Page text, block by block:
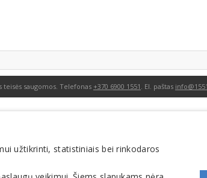
teisės saugomos. Telefonas +370 6900 1551 . El. paštas
užtikrinti, statistiniais bei rinkodaros